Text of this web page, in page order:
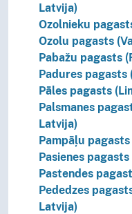
Latvija)
Ozolnieku
Ozolu pagasts
Pabažu pagasts
Padures pagasts
Pāles pagasts
Palsmanes
Latvija)
Pampāļu
Pasienes
Pastendes
Pededzes
Latvija)